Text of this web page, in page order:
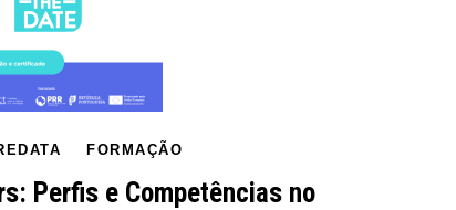
FORMAÇÃO
Perfis e Competências no